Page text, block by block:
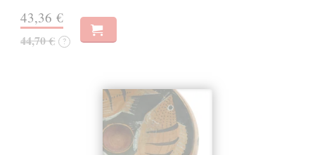
43,36 €
44,70 € ?